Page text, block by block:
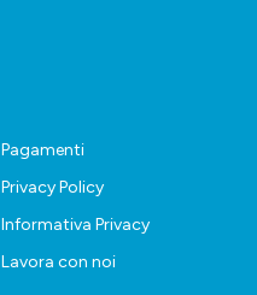
Pagamenti
Privacy Policy
Informativa Privacy
Lavora con noi